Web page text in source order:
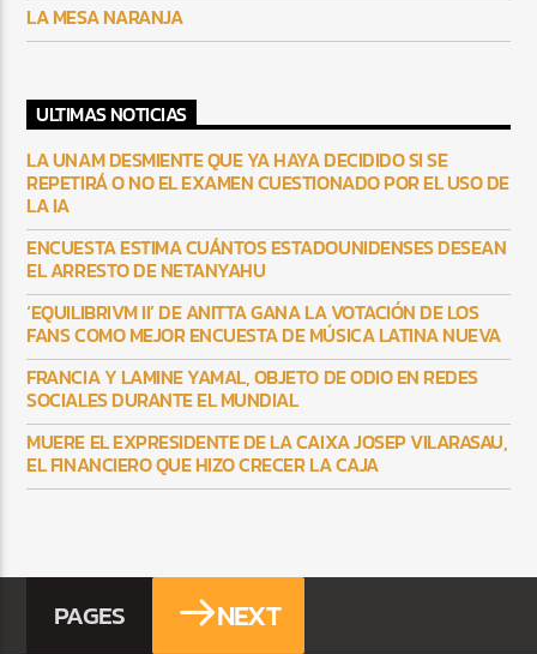
LA MESA NARANJA
ULTIMAS NOTICIAS
LA UNAM DESMIENTE QUE YA HAYA DECIDIDO SI SE
REPETIRÁ O NO EL EXAMEN CUESTIONADO POR EL USO DE
LA IA
ENCUESTA ESTIMA CUÁNTOS ESTADOUNIDENSES DESEAN
EL ARRESTO DE NETANYAHU
‘EQUILIBRIVM II’ DE ANITTA GANA LA VOTACIÓN DE LOS
FANS COMO MEJOR ENCUESTA DE MÚSICA LATINA NUEVA
FRANCIA Y LAMINE YAMAL, OBJETO DE ODIO EN REDES
SOCIALES DURANTE EL MUNDIAL
MUERE EL EXPRESIDENTE DE LA CAIXA JOSEP VILARASAU,
EL FINANCIERO QUE HIZO CRECER LA CAJA
PAGES NEXT